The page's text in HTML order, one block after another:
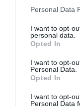
Please note that
not limited to your
grant or deny
use your data for
consent section.
Personal Data
I want to opt-
personal data.
Opted In
I want to opt-
Personal Data.
Opted In
I want to opt-
Personal Data